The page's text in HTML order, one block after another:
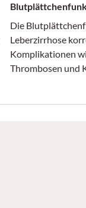
Die
Leberzirrhose
Komplikationen
Thrombosen und